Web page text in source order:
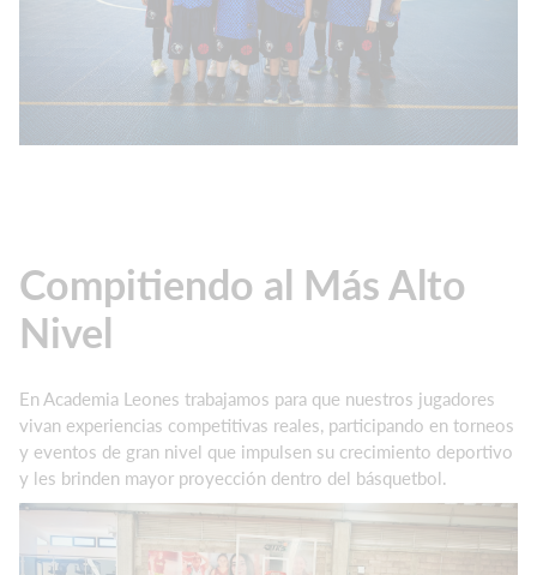
Compitiendo al Más Alto
Nivel
En Academia Leones trabajamos para que nuestros jugadores
vivan experiencias competitivas reales, participando en torneos
y eventos de gran nivel que impulsen su crecimiento deportivo
y les brinden mayor proyección dentro del básquetbol.